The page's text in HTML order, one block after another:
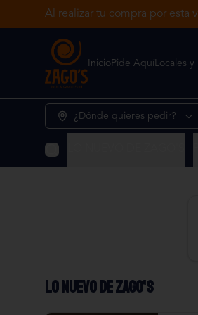
Al realizar tu compra por esta
InicioPide Aquí Locales y
¿Dónde quieres pedir?
LO NUEVO DE ZAGO'S